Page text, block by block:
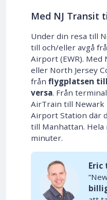
Med NJ Transit
Under din resa till
till och/eller avgå
Airport (EWR).
eller North Jersey
från flygplatsen
versa. Från
AirTrain till
Airport Station där
till Manhattan. Hela
minuter.
Eric